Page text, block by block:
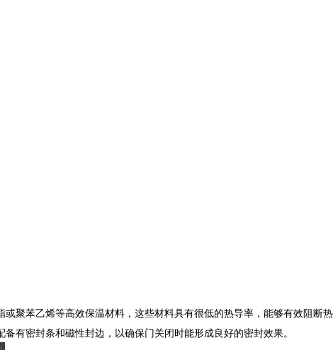
聚苯乙烯等高效保温材料，这些材料具有很低的热导率，能够有效阻断热
有密封条和磁性封边，以确保门关闭时能形成良好的密封效果。